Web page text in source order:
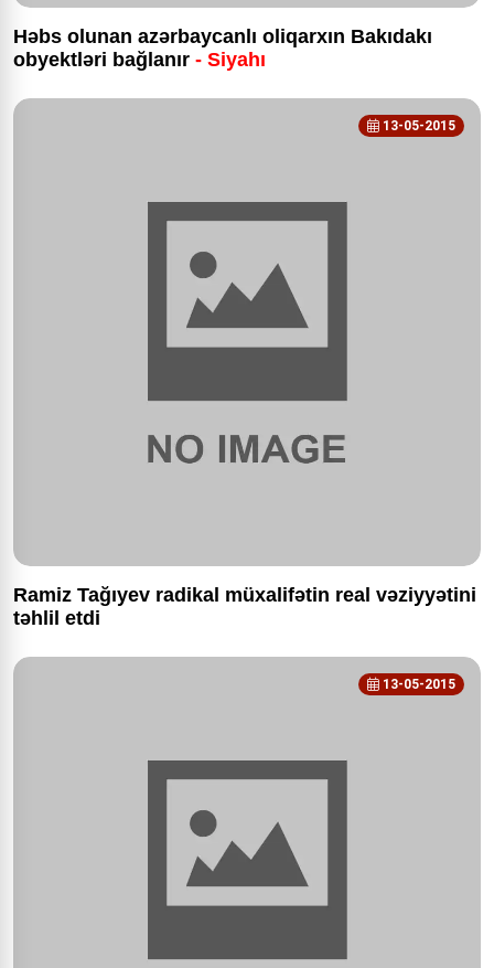
Həbs olunan azərbaycanlı oliqarxın Bakıdakı
obyektləri bağlanır - Siyahı
13-05-2015
Ramiz Tağıyev radikal müxalifətin real vəziyyətini
təhlil etdi
13-05-2015